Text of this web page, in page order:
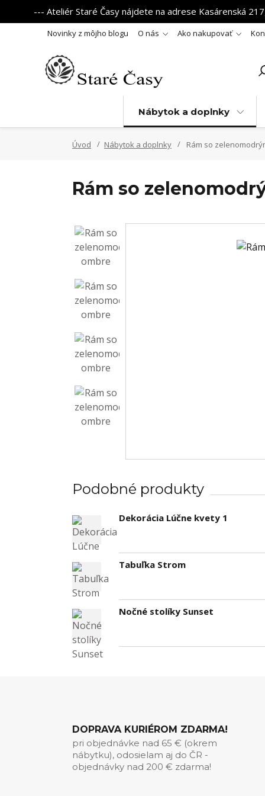
--- Ateliér Staré Časy nájdete na adrese Kasárenská
Novinky z môjho blogu O nás Ako nakupovať
Nábytok a doplnky
Úvod Nábytok a doplnky Rám so
Rám so
Podobné produkty
Dekorácia Lúčne kvety 1
Tabuľka Strom
Nočné stolíky Sunset
DOPRAVA KURIÉROM ZDARMA!
pri objednávke nad 65 € (okrem
nábytku), odosielam aj do ČR -
objednávky nad 200 € zdarma!